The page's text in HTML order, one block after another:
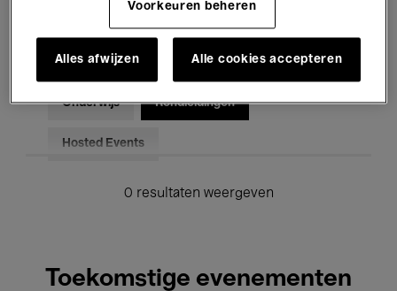
Voor iedereen Kids’ Palace
Onderwijs Rondleidingen
Hosted Events
0 resultaten weergeven
Toekomstige evenementen
Voorkeuren beheren
Alles afwijzen Alle cookies accepteren